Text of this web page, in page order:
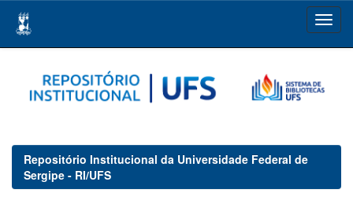
navigation
Repositório Institucional da Universidade Federal de
Sergipe - RI/UFS